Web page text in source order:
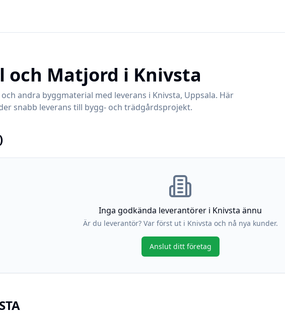
och Matjord i Knivsta
andra byggmaterial med leverans i Knivsta, Uppsala. Här
snabb leverans till bygg- och trädgårdsprojekt.
)
Inga godkända leverantörer i Knivsta ännu
Är du leverantör? Var först ut i Knivsta och nå nya kunder.
Anslut ditt företag